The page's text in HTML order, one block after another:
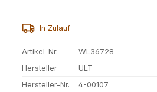
In Zulauf
Artikel-Nr.
WL36728
Hersteller
ULT
Hersteller-Nr.
4-00107